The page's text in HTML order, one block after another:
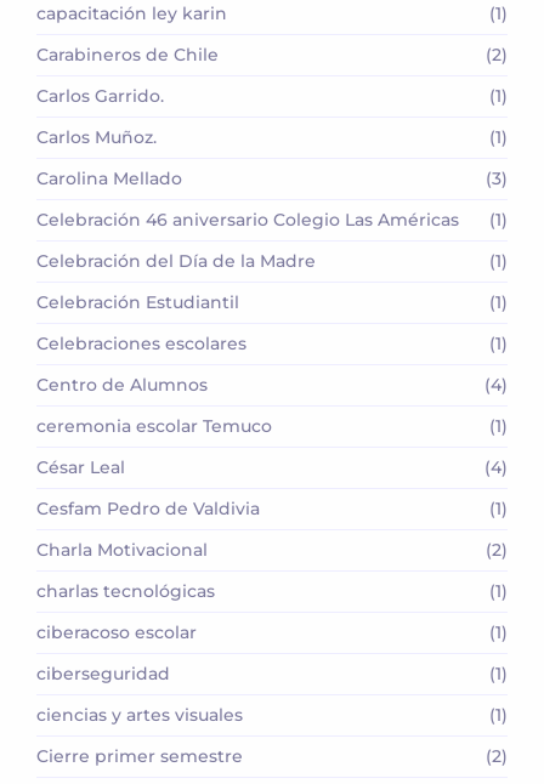
capacitación ley karin
(1)
Carabineros de Chile
(2)
Carlos Garrido.
(1)
Carlos Muñoz.
(1)
Carolina Mellado
(3)
Celebración 46 aniversario Colegio Las Américas
(1)
Celebración del Día de la Madre
(1)
Celebración Estudiantil
(1)
Celebraciones escolares
(1)
Centro de Alumnos
(4)
ceremonia escolar Temuco
(1)
César Leal
(4)
Cesfam Pedro de Valdivia
(1)
Charla Motivacional
(2)
charlas tecnológicas
(1)
ciberacoso escolar
(1)
ciberseguridad
(1)
ciencias y artes visuales
(1)
Cierre primer semestre
(2)